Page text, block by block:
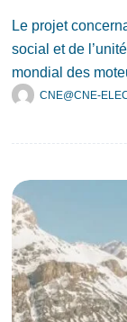
Le projet
social et de
mondial des
CNE@CNE-